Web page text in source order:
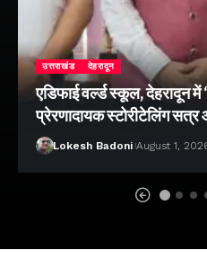
उत्तराखंड देहरादून
एडिफाई वर्ल्ड स्कूल, देहरादून
प्रेरणादायक स्टोरीटेलिंग
Lokesh Badoni August 1,